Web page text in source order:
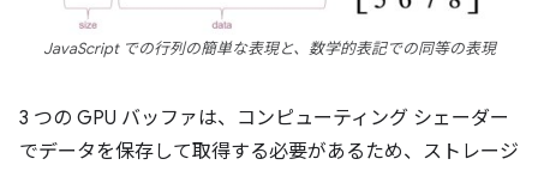
JavaScript での行列の簡単な表現と、数学的表記での同等の表現
3 つの GPU バッファは、コンピューティング シェーダー
でデータを保存して取得する必要があるため、ストレージ